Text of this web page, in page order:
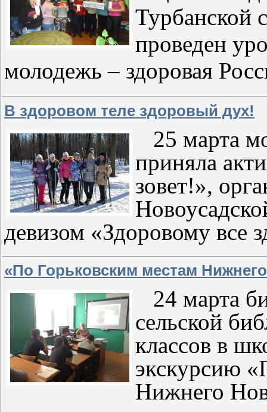
Турбанской
проведен
молодежь – здоровая
В здоровом теле здоровый дух!
25 марта
приняла
зовет!»,
девизом «Здоровому все
«По Горьковским местам
24 марта
сельской
классов в
экскурсию
Нижнего